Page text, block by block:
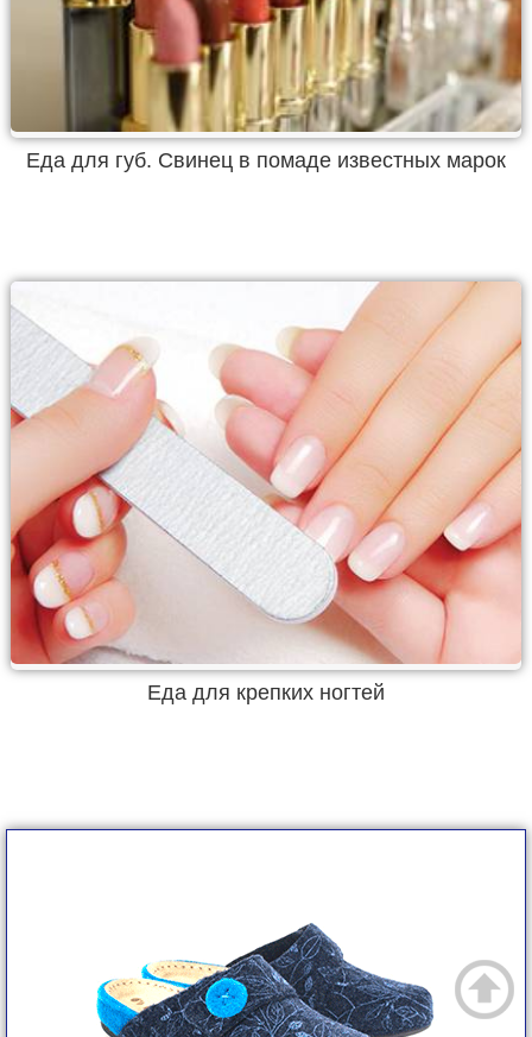
Еда для губ. Свинец в помаде известных марок
Еда для крепких ногтей